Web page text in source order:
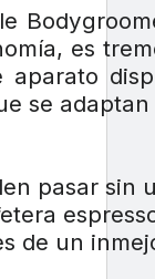
es
aparato
se
pasar sin
de un